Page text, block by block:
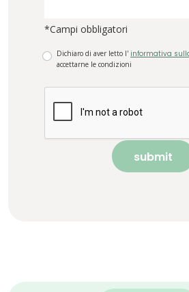
*Campi obbligatori
Dichiaro di aver letto l' informativa
accettarne le condizioni
submit